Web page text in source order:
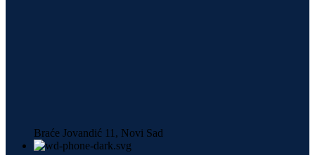
Braće Jovandić 11, Novi Sad